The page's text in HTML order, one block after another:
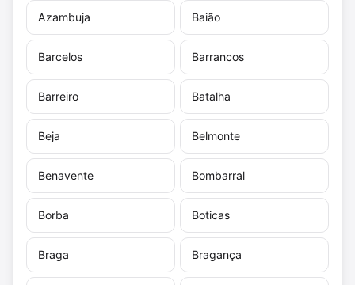
Azambuja Baião
Barcelos Barrancos
Barreiro Batalha
Beja Belmonte
Benavente Bombarral
Borba Boticas
Braga Bragança